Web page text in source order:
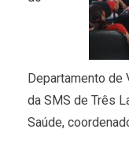
Departamento de
da SMS de Três
Saúde,